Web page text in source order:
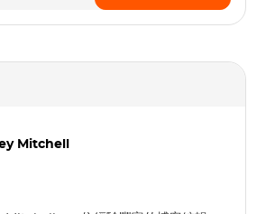
Mitchell